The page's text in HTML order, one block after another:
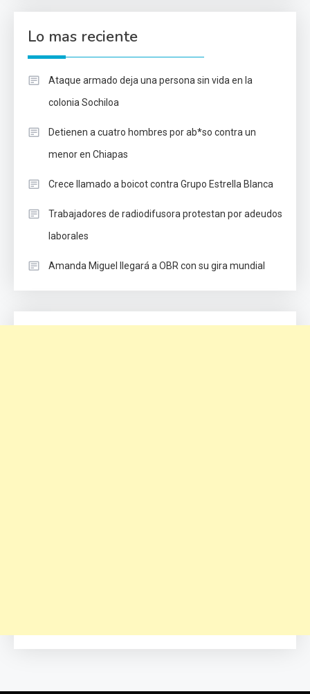
Lo mas reciente
Ataque armado deja una persona sin vida en la
colonia Sochiloa
Detienen a cuatro hombres por ab*so contra un
menor en Chiapas
Crece llamado a boicot contra Grupo Estrella Blanca
Trabajadores de radiodifusora protestan por adeudos
laborales
Amanda Miguel llegará a OBR con su gira mundial